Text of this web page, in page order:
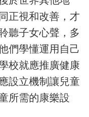
正視和改善，才
聽子女心聲，多
們學懂運用自己
校就應推廣健康
設立機制讓兒童
所需的康樂設